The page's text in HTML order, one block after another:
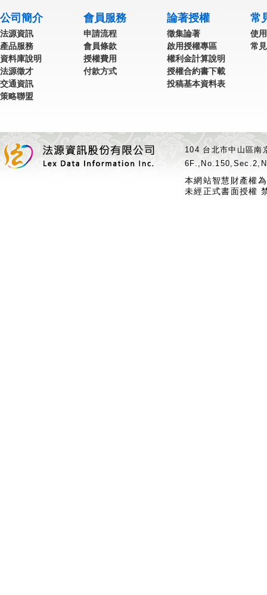
公司簡介
法源資訊
產品服務
資料庫說明
法源徵才
交通資訊
策略聯盟
會員服務
申請流程
會員條款
授權費用
付款方式
論著授權
徵集論著
啟用授權專區
權利金計算說明
授權合約書下載
投稿基本資料表
常
使
常
104 台北市中山區
本網站智慧財產權
未經正式書面授權